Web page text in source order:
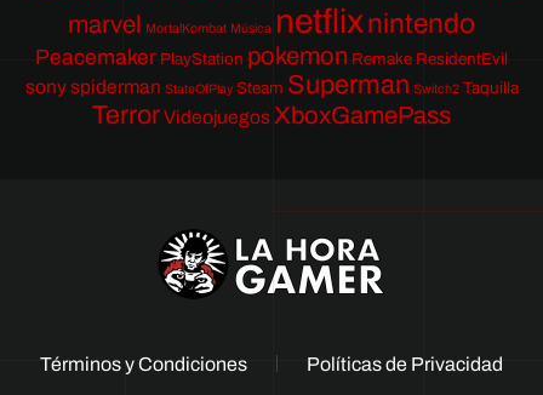
marvel MortalKombat Música netflixnintendo
Peacemaker PlayStation pokemon Remake ResidentEvil
sony spiderman StateOfPlay Steam Superman Switch2 Taquilla
TerrorVideojuegos XboxGamePass
Términos y Condiciones Políticas de Privacidad